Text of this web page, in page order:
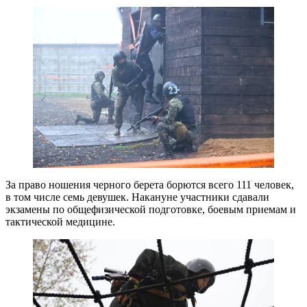
За право ношения черного берета борются всего 111 человек,
в том числе семь девушек. Накануне участники сдавали
экзамены по общефизической подготовке, боевым приемам и
тактической медицине.